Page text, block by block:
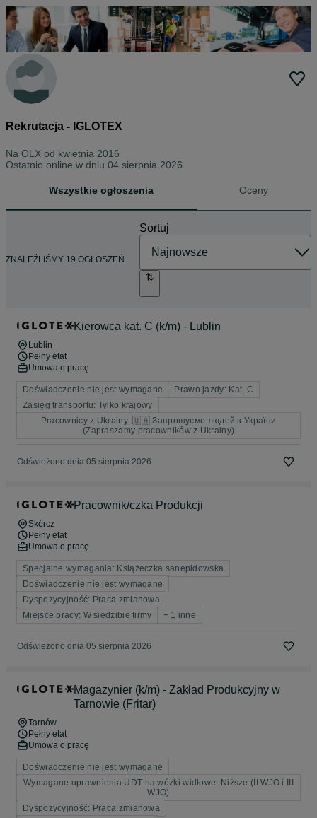
Rekrutacja - IGLOTEX
Na OLX od kwietnia 2016
Ostatnio online w dniu 04 sierpnia 2026
Wszystkie ogłoszenia Oceny
ZNALEŹLIŚMY 19 OGŁOSZEŃ
Sortuj
Kierowca kat. C (k/m) - Lublin
Lublin
Pełny etat
Umowa o pracę
Doświadczenie nie jest wymagane
Prawo jazdy: Kat. C
Zasięg transportu: Tylko krajowy
Pracownicy z Ukrainy: 🇺🇦 Запрошуємо людей з України
(Zapraszamy pracowników z Ukrainy)
Odświeżono dnia 05 sierpnia 2026
Pracownik/czka Produkcji
Skórcz
Pełny etat
Umowa o pracę
Specjalne wymagania: Książeczka sanepidowska
Doświadczenie nie jest wymagane
Dyspozycyjność: Praca zmianowa
Miejsce pracy: W siedzibie firmy
+ 1 inne
Odświeżono dnia 05 sierpnia 2026
Magazynier (k/m) - Zakład Produkcyjny w
Tarnowie (Fritar)
Tarnów
Pełny etat
Umowa o pracę
Doświadczenie nie jest wymagane
Wymagane uprawnienia UDT na wózki widłowe: Niższe (II WJO i III
WJO)
Dyspozycyjność: Praca zmianowa